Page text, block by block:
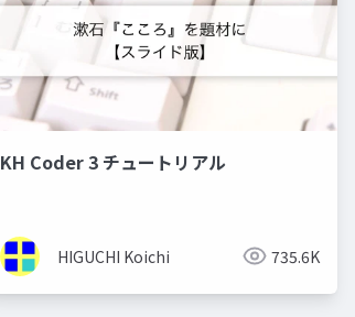
KH Coder 3 チュートリアル
HIGUCHI Koichi 735.6K